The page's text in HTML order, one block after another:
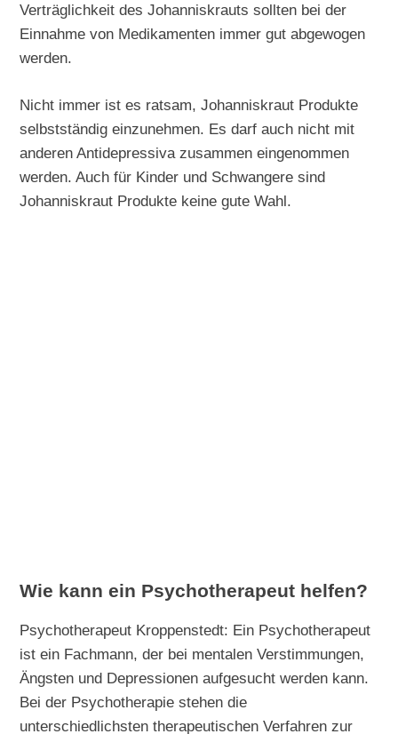
Verträglichkeit des Johanniskrauts sollten bei der
Einnahme von Medikamenten immer gut abgewogen
werden.
Nicht immer ist es ratsam, Johanniskraut Produkte
selbstständig einzunehmen. Es darf auch nicht mit
anderen Antidepressiva zusammen eingenommen
werden. Auch für Kinder und Schwangere sind
Johanniskraut Produkte keine gute Wahl.
Wie kann ein Psychotherapeut helfen?
Psychotherapeut Kroppenstedt: Ein Psychotherapeut
ist ein Fachmann, der bei mentalen Verstimmungen,
Ängsten und Depressionen aufgesucht werden kann.
Bei der Psychotherapie stehen die
unterschiedlichsten therapeutischen Verfahren zur